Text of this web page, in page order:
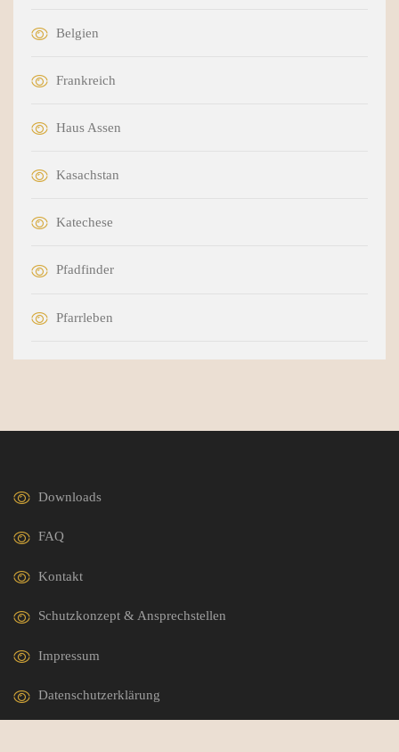
Belgien
Frankreich
Haus Assen
Kasachstan
Katechese
Pfadfinder
Pfarrleben
Downloads
FAQ
Kontakt
Schutzkonzept & Ansprechstellen
Impressum
Datenschutzerklärung